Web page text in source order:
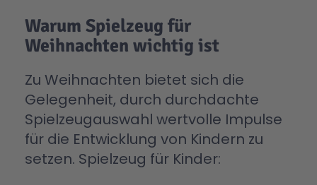
Warum Spielzeug für
Weihnachten wichtig ist
Zu Weihnachten bietet sich die
Gelegenheit, durch durchdachte
Spielzeugauswahl wertvolle Impulse
für die Entwicklung von Kindern zu
setzen. Spielzeug für Kinder: